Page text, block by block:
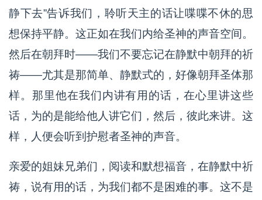
静下去”告诉我们，聆听天主的话让喋喋不休的思
想保持平静。这正如在我们内给圣神的声音空间。
然后在朝拜时——我们不要忘记在静默中朝拜的祈
祷——尤其是那简单、静默式的，好像朝拜圣体那
样。那里他在我们内讲有用的话，在心里讲这些
话，为的是能给他人讲它们，然后，彼此来讲。这
样，人便会听到护慰者圣神的声音。
亲爱的姐妹兄弟们，阅读和默想福音，在静默中祈
祷，说有用的话，为我们都不是困难的事。这不是